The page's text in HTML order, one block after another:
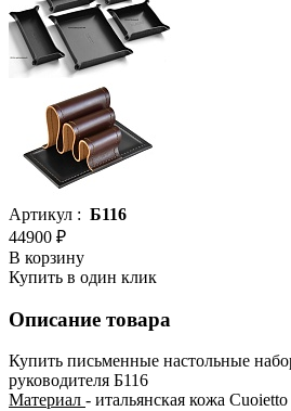
Артикул : Б116
44900 ₽
В корзину
Купить в один клик
Описание товара
Купить письменные настольные
руководителя Б116
Материал - итальянская кожа